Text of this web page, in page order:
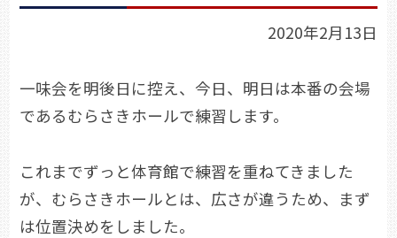
2020年2月13日
一味会を明後日に控え、今日、明日は本番の会場
であるむらさきホールで練習します。
これまでずっと体育館で練習を重ねてきました
が、むらさきホールとは、広さが違うため、まず
は位置決めをしました。